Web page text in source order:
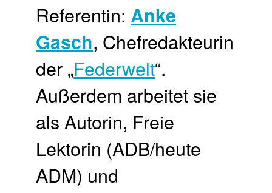
Referentin: Anke
Gasch, Chefredakteurin
der „Federwelt“.
Außerdem arbeitet sie
als Autorin, Freie
Lektorin (ADB/heute
ADM) und